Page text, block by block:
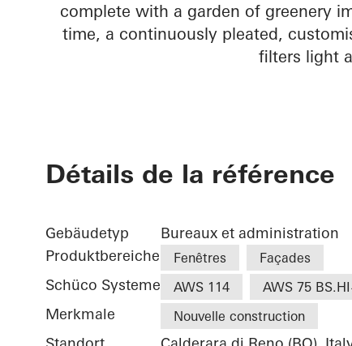
complete with a garden of greenery
time, a continuously pleated,
filters light
Détails de la référence
Gebäudetyp
Bureaux et administration
Produktbereiche
Fenêtres Façades
Schüco Systeme AWS 114 AWS 75
Merkmale Nouvelle construction